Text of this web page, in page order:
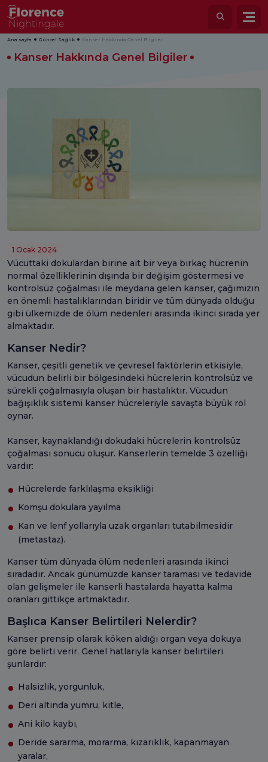
Ana sayfa Güncel Sağlık Kanser Hakkında Genel Bilgiler
Kanser Hakkında Genel Bilgiler
1 Ocak 2024
Vücuttaki dokulardan birine ait bir veya birkaç hücrenin
normal özelliklerinin dışında bir değişim göstermesi ve
kontrolsüz çoğalması ile meydana gelen kanser, çağımızın
en önemli hastalıklarından biridir ve tüm dünyada olduğu
gibi ülkemizde de ölüm nedenleri arasında ikinci sırada yer
almaktadır.
Kanser Nedir?
Kanser, çeşitli genetik ve çevresel faktörlerin etkisiyle,
vücudun belirli bir bölgesindeki hücrelerin kontrolsüz ve
sürekli çoğalmasıyla oluşan bir hastalıktır. Vücudun
bağışıklık sistemi kanser hücreleriyle savaşta büyük rol
oynar.
Kanser, kaynaklandığı dokudaki hücrelerin kontrolsüz
çoğalması sonucu oluşur. Kanserlerin temelde 3 özelliği
vardır:
Hücrelerde farklılaşma eksikliği
Komşu dokulara yayılma
Kan ve lenf yollarıyla uzak organları tutabilmesidir
(metastaz).
Kanser tüm dünyada ölüm nedenleri arasında ikinci
sıradadır. Ancak günümüzde kanser taraması ve tedavide
olan gelişmeler ile kanserli hastalarda hayatta kalma
oranları gittikçe artmaktadır.
Başlıca Kanser Belirtileri Nelerdir?
Kanser prensip olarak köken aldığı organ veya dokuya
göre belirti verir. Genel hatlarıyla kanser belirtileri
şunlardır:
Halsizlik, yorgunluk,
Deri altında yumru, kitle,
Ani kilo kaybı,
Deride sararma, morarma, kızarıklık, kapanmayan
yaralar,